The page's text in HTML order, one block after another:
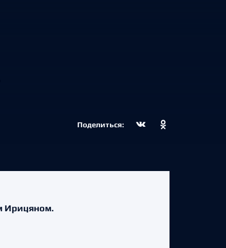
Поделиться:
Ирицяном.